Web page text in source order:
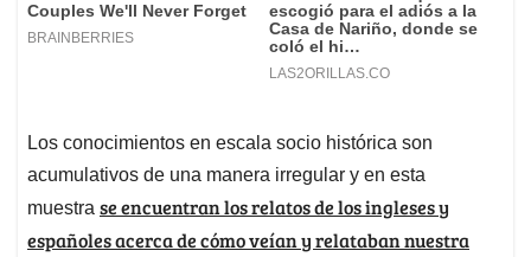
Los conocimientos en escala socio histórica son
acumulativos de una manera irregular y en esta
muestra se encuentran los relatos de los ingleses y
españoles acerca de cómo veían y relataban nuestra